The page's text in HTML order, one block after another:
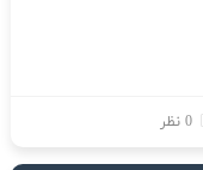
0 نظر